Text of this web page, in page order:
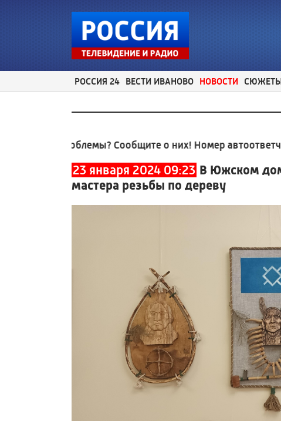
РОССИЯ 24 ВЕСТИ ИВАНОВО НОВОСТИ
проблемы? Сообщите о них! Номер автоответчика:8
23 января 2024 09:23 В Южском
мастера резьбы по дереву